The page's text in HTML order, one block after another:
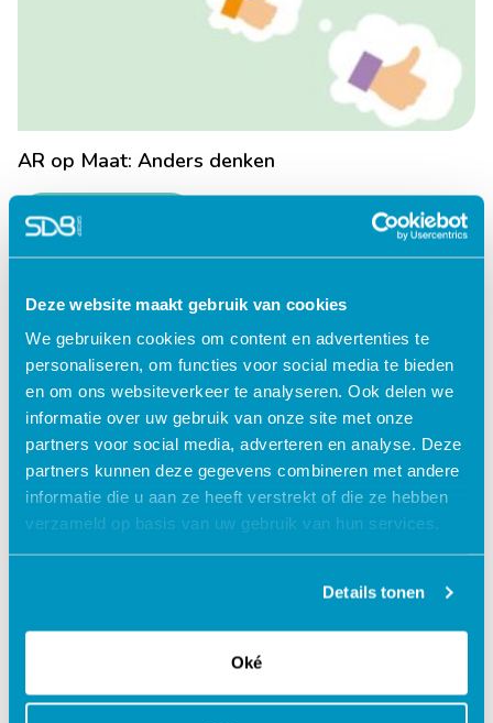
Deze website maakt gebruik van cookies
We gebruiken cookies om content en advertenties te
personaliseren, om functies voor social media te bieden
en om ons websiteverkeer te analyseren. Ook delen we
informatie over uw gebruik van onze site met onze
partners voor social media, adverteren en analyse. Deze
partners kunnen deze gegevens combineren met andere
informatie die u aan ze heeft verstrekt of die ze hebben
verzameld op basis van uw gebruik van hun services.
Details tonen
Oké
AR op Maat: Anders denken
Lees verder
Jouw data veilig in de cloud